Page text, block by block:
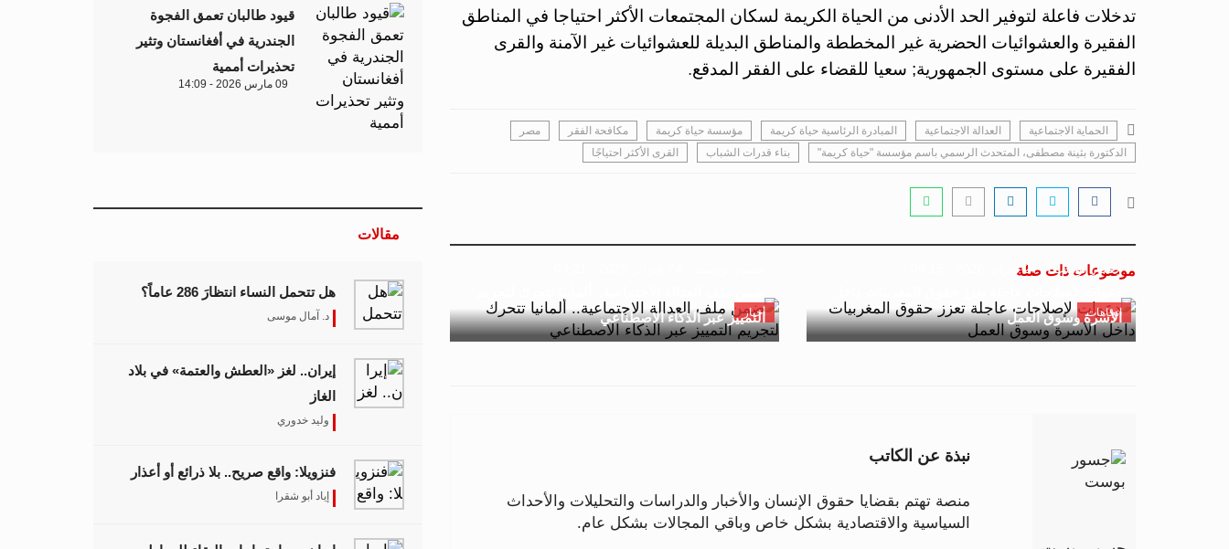
تدخلات فاعلة لتوفير الحد الأدنى من الحياة الكريمة لسكان المجتمعات الأكثر احتياجا في المناطق
الفقيرة والعشوائيات الحضرية غير المخططة والمناطق البديلة للعشوائيات غير الآمنة والقرى
الفقيرة على مستوى الجمهورية; سعيا للقضاء على الفقر المدقع.
الحماية الاجتماعية العدالة الاجتماعية المبادرة الرئاسية حياة كريمة مؤسسة حياة كريمة مكافحة الفقر
مصر
الدكتورة بثينة مصطفى، المتحدث الرسمي باسم مؤسسة "حياة كريمة"
بناء قدرات الشباب القرى الأكثر احتياجًا
موضوعات ذات صلة
اتجاهات
جسور بوست 27 فبراير 2026 - 09:15
الأسرة وسوق العمل
أخبار
التمييز عبر الذكاء الاصطناعي
نبذة عن الكاتب
منصة تهتم بقضايا حقوق الإنسان والأخبار والدراسات والتحليلات والأحداث
السياسية والاقتصادية بشكل خاص وباقي المجالات بشكل عام.
قيود طالبان تعمق الفجوة
الجندرية في أفغانستان وتثير
تحذيرات أممية
09 مارس 2026 - 14:09
مقالات
هل تتحمل النساء انتظارَ 286 عاماً؟
د. آمال موسى
إيران.. لغز «العطش والعتمة» في بلاد
الغاز
وليد خدوري
فنزويلا: واقع صريح.. بلا ذرائع أو أعذار
إياد أبو شقرا